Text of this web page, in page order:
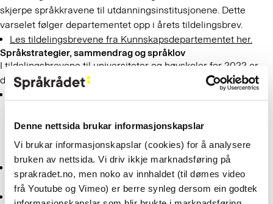
Denne nettsida brukar informasjonskapslar
Vi brukar informasjonskapslar (cookies) for å analysere
bruken av nettsida. Vi driv ikkje marknadsføring på
sprakradet.no, men noko av innhaldet (til dømes video
frå Youtube og Vimeo) er berre synleg dersom ein godtek
skjerpe språkkravene til utdanningsinstitusjonene. Dette
varselet følger departementet opp i årets tildelingsbrev.
Les tildelingsbrevene fra Kunnskapsdepartementet her.
Språkstrategier, sammendrag og språklov
I tildelingsbrevene til universiteter og høyskoler for 2022 er
det verdt å merke seg disse språklige kravene:
god nok til at norsk fagspråk blir ivaretatt. Som hovedregel
bør institusjonene kreve at tilsatte skal beherske norsk
innen to år etter tilsetting.
Institusjonene må ha egne språkstrategier som skal være
tydelig forankret i overordnede strategier.
Alle bachelor- og masteroppgaver og ph.d.-avhandlinger